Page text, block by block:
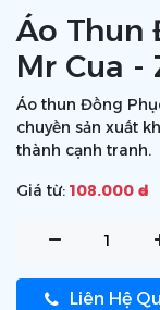
Áo Thun
Mr Cua -
Áo thun Đồng
chuyền sản xuất
thành cạnh tranh.
Giá từ: 108.000 ₫
Liên Hệ